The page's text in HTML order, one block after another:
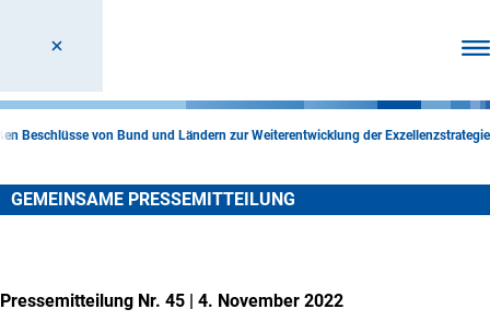
Beschlüsse von Bund und Ländern zur Weiterentwicklung der Exzellenzstrategie
GEMEINSAME PRESSEMITTEILUNG
Pressemitteilung Nr. 45 | 4. November 2022